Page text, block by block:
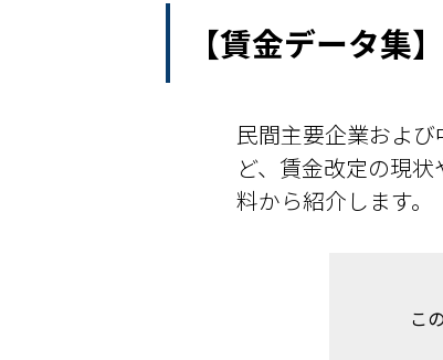
【賃金データ集
民間主要企業およ
ど、賃金改定の現
料から紹介します。
こ